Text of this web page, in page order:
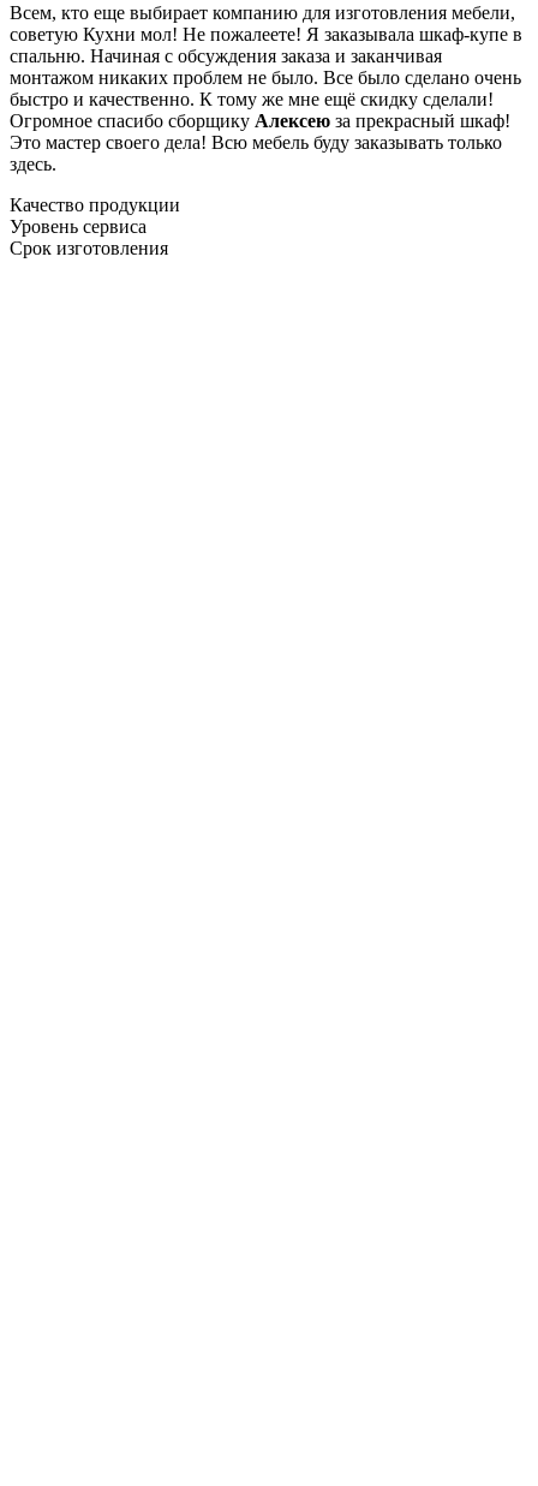
Всем, кто еще выбирает компанию для изготовления мебели,
советую Кухни мол! Не пожалеете! Я заказывала шкаф-купе в
спальню. Начиная с обсуждения заказа и заканчивая
монтажом никаких проблем не было. Все было сделано очень
быстро и качественно. К тому же мне ещё скидку сделали!
Огромное спасибо сборщику Алексею за прекрасный шкаф!
Это мастер своего дела! Всю мебель буду заказывать только
здесь.
Качество продукции
Уровень сервиса
Срок изготовления